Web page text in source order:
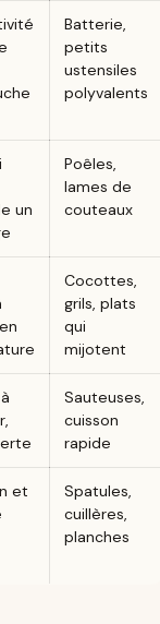
Batterie,
petits
ustensiles
polyvalents
un
Poêles,
lames de
couteaux
Cocottes,
grils, plats
qui
mijotent
Sauteuses,
cuisson
rapide
et
Spatules,
cuillères,
planches